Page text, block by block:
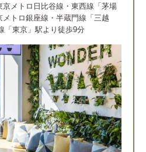
メトロ日比谷線・東西線「茅場
トロ銀座線・半蔵門線「三越
「東京」駅より徒歩9分